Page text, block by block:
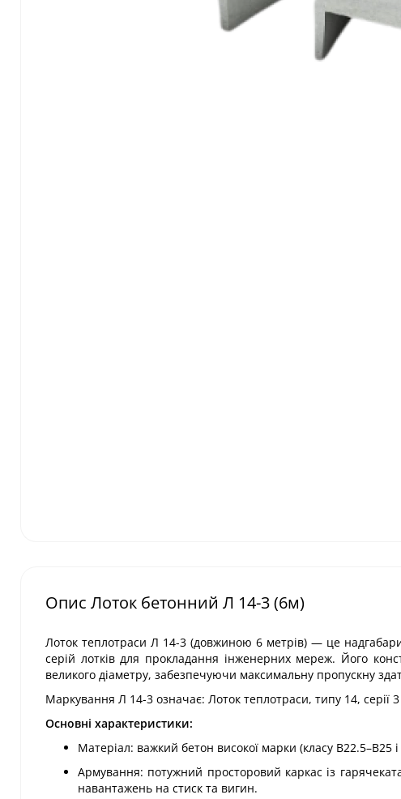
Опис Лоток бетонний Л 14-3 (6м)
Лоток теплотраси Л 14-3 (довжиною 6 метрів) — це
серій лотків для прокладання інженерних мереж. Його
великого діаметру, забезпечуючи максимальну пропускну
Маркування Л 14-3 означає: Лоток теплотраси, типу 14, серії
Основні характеристики:
Матеріал: важкий бетон високої марки (класу В22.5–В25
Армування: потужний просторовий каркас із
навантажень на стиск та вигин.